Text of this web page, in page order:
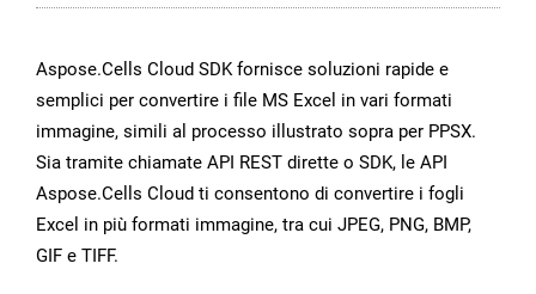
Aspose.Cells Cloud SDK fornisce soluzioni rapide e
semplici per convertire i file MS Excel in vari formati
immagine, simili al processo illustrato sopra per PPSX.
Sia tramite chiamate API REST dirette o SDK, le API
Aspose.Cells Cloud ti consentono di convertire i fogli
Excel in più formati immagine, tra cui JPEG, PNG, BMP,
GIF e TIFF.